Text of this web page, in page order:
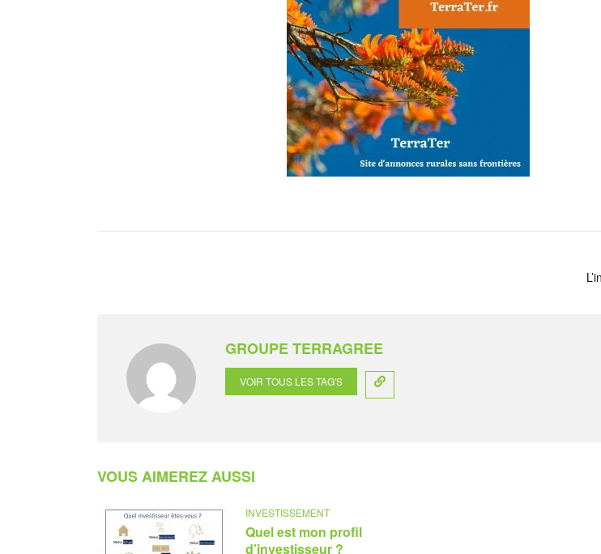
GROUPE TERRAGREE
VOIR TOUS LES TAG'S
VOUS AIMEREZ AUSSI
INVESTISSEMENT
Quel est mon profil
d’investisseur ?